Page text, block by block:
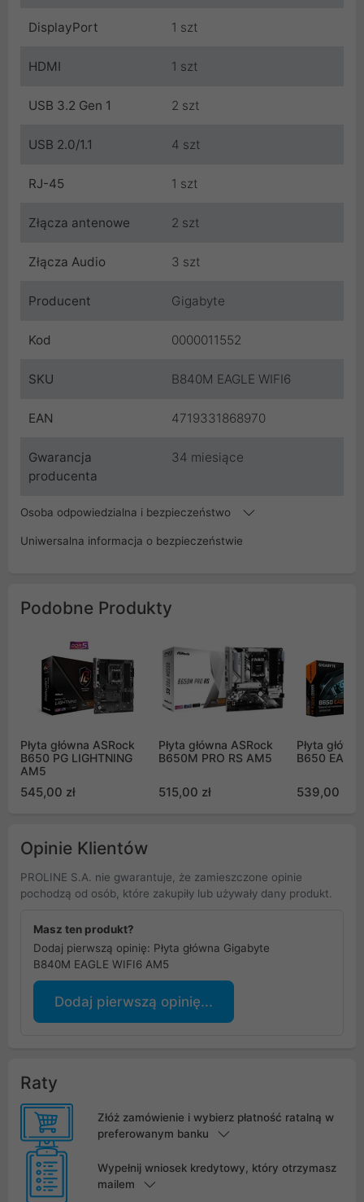
DisplayPort 1 szt
HDMI 1 szt
USB 3.2 Gen 1 2 szt
USB 2.0/1.1 4 szt
RJ-45 1 szt
Złącza antenowe 2 szt
Złącza Audio 3 szt
Producent Gigabyte
Kod 0000011552
SKU B840M EAGLE WIFI6
EAN 4719331868970
Gwarancja
producenta
34 miesiące
Osoba odpowiedzialna i bezpieczeństwo
Uniwersalna informacja o bezpieczeństwie
Podobne Produkty
Płyta główna ASRock
B650 PG LIGHTNING
AM5
545,00 zł
Płyta główna ASRock
B650M PRO RS AM5
515,00 zł
Płyta
B650
539,00 zł
Opinie Klientów
PROLINE S.A. nie gwarantuje, że zamieszczone opinie
pochodzą od osób, które zakupiły lub używały dany produkt.
Masz ten produkt?
Dodaj pierwszą opinię: Płyta główna Gigabyte
B840M EAGLE WIFI6 AM5
Dodaj pierwszą opinię...
Raty
Złóż zamówienie i wybierz płatność ratalną w
preferowanym banku
Wypełnij wniosek kredytowy, który otrzymasz
mailem